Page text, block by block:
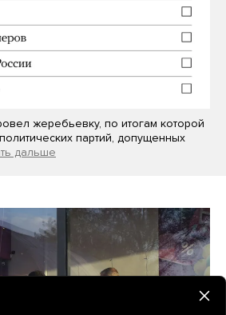
жеребьевку, по итогам которой
партий, допущенных
дальше